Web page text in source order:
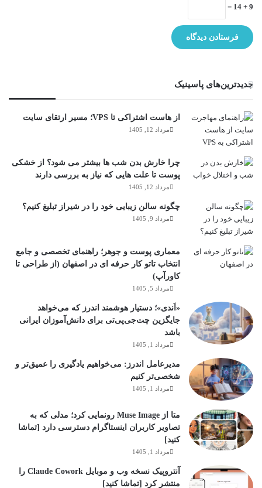
9 + 14 =
جدیدترین‌های پاسینیک
از هاست اشتراکی تا VPS؛ مسیر ارتقای سایت
مرداد 12, 1405
چرا خارش بدن شب ها بیشتر می شود؟ از خشکی
پوست تا علت هایی که نیاز به بررسی دارند
مرداد 12, 1405
چگونه سالن زیبایی خود را در شیراز تبلیغ کنیم؟
مرداد 9, 1405
معماری پوست و جوهر؛ راهنمای تخصصی و جامع
انتخاب تاتو کار حرفه ای در اصفهان (از طراحی تا
کاورآپ)
مرداد 5, 1405
«اَندی»؛ دستیار هوشمند اندرز که می‌خواهد
جایگزین چت‌جی‌پی‌تی برای دانش‌آموزان ایرانی
باشد
مرداد 1, 1405
مدیرعامل اندرز: می‌خواهیم یادگیری را عمیق‌تر و
شخصی‌تر کنیم
مرداد 1, 1405
متا از Muse Image رونمایی کرد؛ مدلی که به
تصاویر کاربران اینستاگرام دسترسی دارد [تماشا
کنید]
مرداد 1, 1405
آنتروپیک نسخه وب و موبایل Claude Cowork را
منتشر کرد [تماشا کنید]